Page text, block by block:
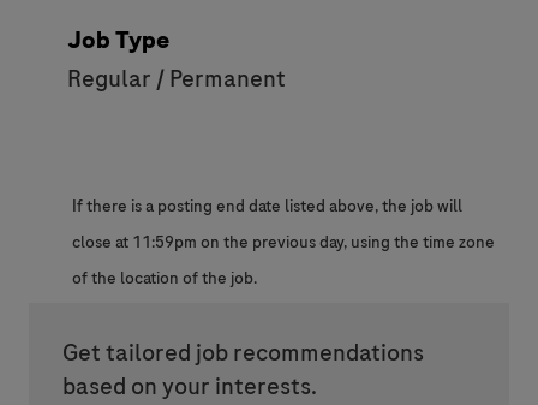
Job Type
Regular / Permanent
If there is a posting end date listed above, the job will
close at 11:59pm on the previous day, using the time zone
of the location of the job.
Get tailored job recommendations
based on your interests.